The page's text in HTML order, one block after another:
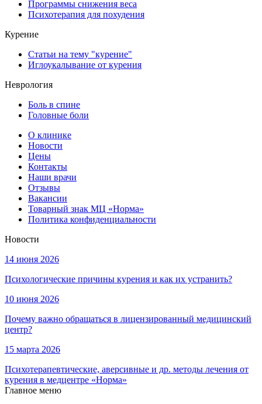
Программы снижения веса
Психотерапия для похудения
Курение
Статьи на тему "курение"
Иглоукалывание от курения
Неврология
Боль в спине
Головные боли
О клинике
Новости
Цены
Контакты
Наши врачи
Отзывы
Вакансии
Товарный знак МЦ «Норма»
Политика конфиденциальности
Новости
14 июня 2026
Психологические причины курения и как их устранить?
10 июня 2026
Почему важно обращаться в лицензированный медицинский
центр?
15 марта 2026
Психотерапевтические, аверсивные и др. методы лечения от
курения в медцентре «Норма»
Главное меню